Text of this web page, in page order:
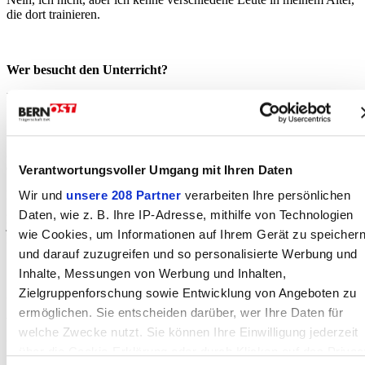
Verantwortungsvoller Umgang mit Ihren Daten
Wir und unsere 208 Partner verarbeiten Ihre persönlichen
Daten, wie z. B. Ihre IP-Adresse, mithilfe von Technologien
wie Cookies, um Informationen auf Ihrem Gerät zu speichern
und darauf zuzugreifen und so personalisierte Werbung und
Inhalte, Messungen von Werbung und Inhalten,
Zielgruppenforschung sowie Entwicklung von Angeboten zu
ermöglichen. Sie entscheiden darüber, wer Ihre Daten für
welche Zwecke nutzt. Sie können Ihre Einwilligung jederzeit
die dort trainieren.
Wer besucht den Unterricht?
Es ist für Kinder und Erwachsene.
es weiter?
Das Problem ist, er benötigt für das Trainingslokal, das Dojo, eine
grosse Fläche und es muss fix sein. Das heisst, der Raum kann nicht
jede Woche wieder neu eingerichtet werden. Er hat verschiedene
Räume angeschaut, aber bis jetzt hat sich noch nichts ergeben.
Sie gelangten nun per E-Mail an uns mit einem Aufruf.
Wir suchen einen Raum in der Umgebung, Konolfingen, Richigen,
Zäziwil, Biglen. Ein Raum, der beheizt werden kann. Damit diese